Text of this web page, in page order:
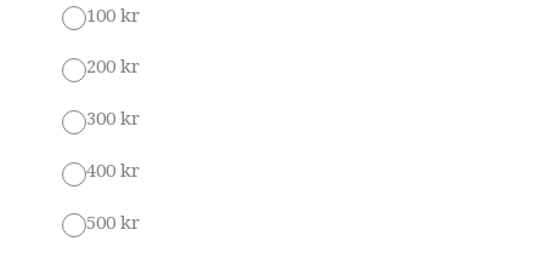
100 kr
200 kr
300 kr
400 kr
500 kr